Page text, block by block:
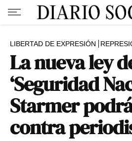
LIBERTAD DE EXPRESIÓN
La nueva ley
‘Seguridad
Starmer
contra